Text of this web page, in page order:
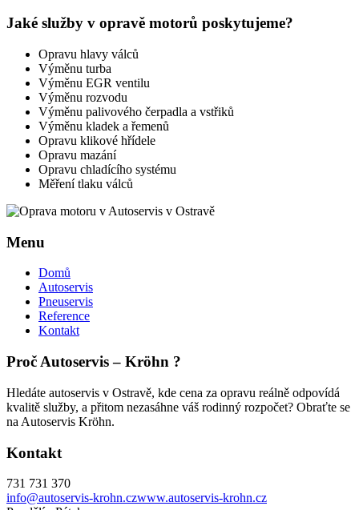
Jaké služby v opravě motorů poskytujeme?
Opravu hlavy válců
Výměnu turba
Výměnu EGR ventilu
Výměnu rozvodu
Výměnu palivového čerpadla a vstřiků
Výměnu kladek a řemenů
Opravu klikové hřídele
Opravu mazání
Opravu chladícího systému
Měření tlaku válců
Menu
Domů
Autoservis
Pneuservis
Reference
Kontakt
Proč Autoservis – Kröhn ?
Hledáte autoservis v Ostravě, kde cena za opravu reálně odpovídá
kvalitě služby, a přitom nezasáhne váš rodinný rozpočet? Obraťte se
na Autoservis Kröhn.
Kontakt
731 731 370
info@autoservis-krohn.czwww.autoservis-krohn.cz